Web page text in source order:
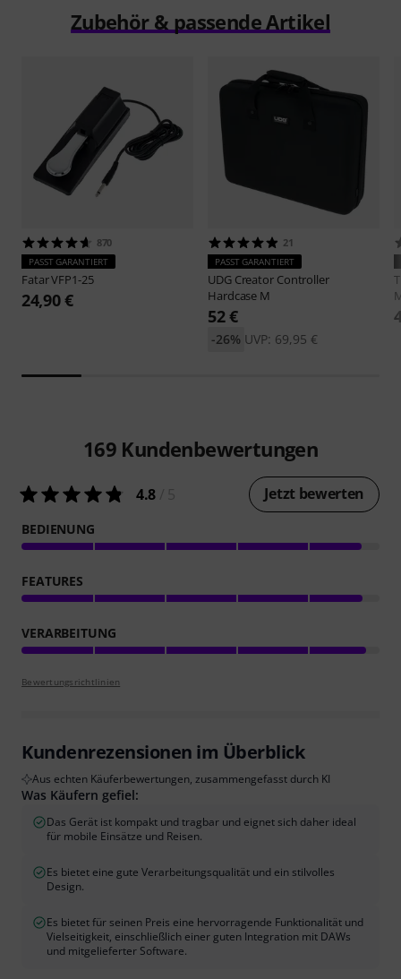
Zubehör & passende Artikel
870
PASST GARANTIERT
FatarVFP1-25
24,90 €
21
PASST GARANTIERT
UDG Creator Controller
Hardcase M
52 €
UVP: 69,95 €
-26%
169 Kundenbewertungen
4.8 Jetzt bewerten
BEDIENUNG
FEATURES
VERARBEITUNG
Bewertungsrichtlinien
Kundenrezensionen im Überblick
Aus echten Käuferbewertungen, zusammengefasst durch KI
Was Käufern gefiel:
Das Gerät ist kompakt und tragbar und eignet sich daher ideal
für mobile Einsätze und Reisen.
Es bietet eine gute Verarbeitungsqualität und ein stilvolles
Design.
Es bietet für seinen Preis eine hervorragende Funktionalität und
Vielseitigkeit, einschließlich einer guten Integration mit DAWs
und mitgelieferter Software.